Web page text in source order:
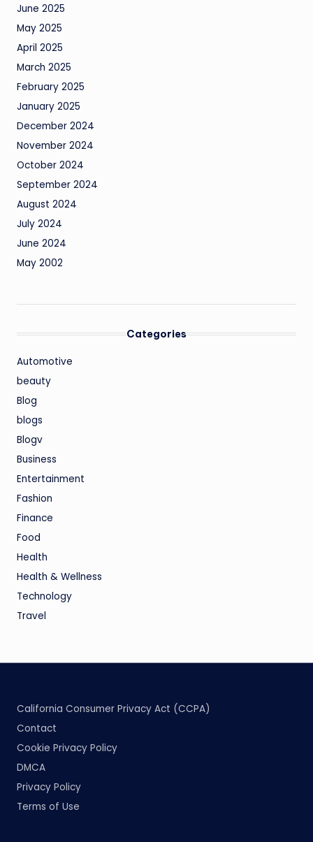
June 2025
May 2025
April 2025
March 2025
February 2025
January 2025
December 2024
November 2024
October 2024
September 2024
August 2024
July 2024
June 2024
May 2002
Categories
Automotive
beauty
Blog
blogs
Blogv
Business
Entertainment
Fashion
Finance
Food
Health
Health & Wellness
Technology
Travel
California Consumer Privacy Act (CCPA)
Contact
Cookie Privacy Policy
DMCA
Privacy Policy
Terms of Use